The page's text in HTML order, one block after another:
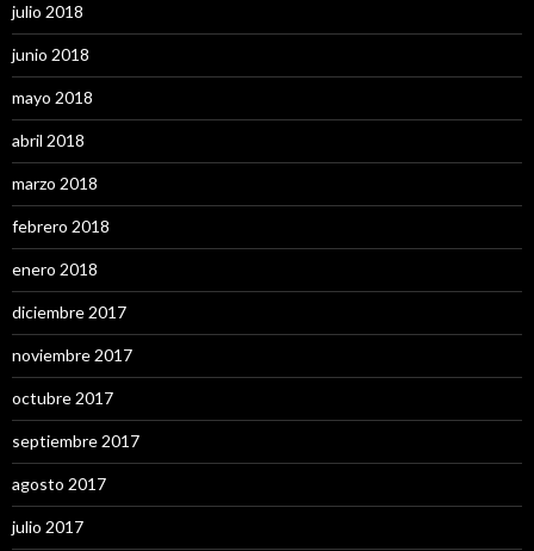
julio 2018
junio 2018
mayo 2018
abril 2018
marzo 2018
febrero 2018
enero 2018
diciembre 2017
noviembre 2017
octubre 2017
septiembre 2017
agosto 2017
julio 2017